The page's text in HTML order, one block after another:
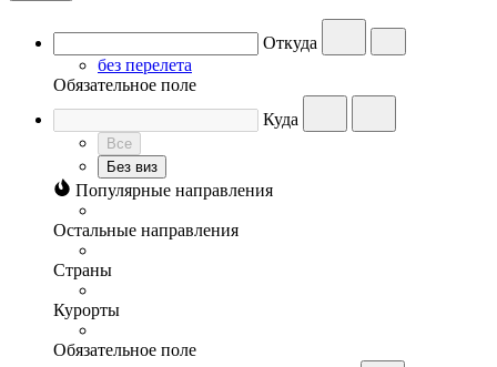
Откуда
без перелета
Обязательное поле
Куда
Все
Без виз
Популярные направления
Остальные направления
Страны
Курорты
Обязательное поле